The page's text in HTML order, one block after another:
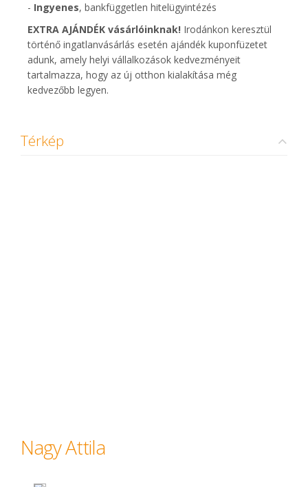
- Ingyenes, bankfüggetlen hitelügyintézés
EXTRA AJÁNDÉK vásárlóinknak! Irodánkon keresztül
történő ingatlanvásárlás esetén ajándék kuponfüzetet
adunk, amely helyi vállalkozások kedvezményeit
tartalmazza, hogy az új otthon kialakítása még
kedvezőbb legyen.
Térkép
Nagy Attila